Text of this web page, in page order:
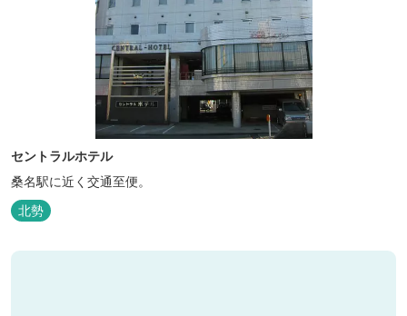
セントラルホテル
桑名駅に近く交通至便。
北勢